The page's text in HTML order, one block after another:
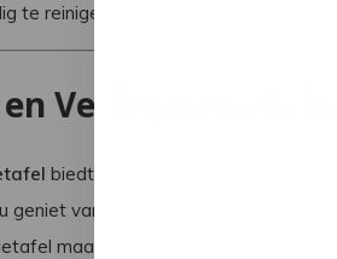
te reinigen en behoudt jarenlang zijn
Veelzijdig in
biedt voldoende ruimte voor
geniet van een ontspannen
maakt jouw loungeset compleet.